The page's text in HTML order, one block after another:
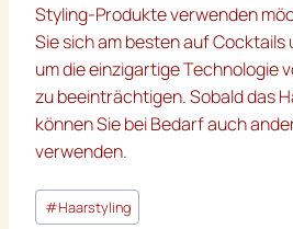
Styling-Produkte verwenden
Sie sich am besten auf Cocktails
um die einzigartige Technologie
zu beeinträchtigen. Sobald das
können Sie bei Bedarf auch
verwenden.
Schlagworte:
#Haarstyling